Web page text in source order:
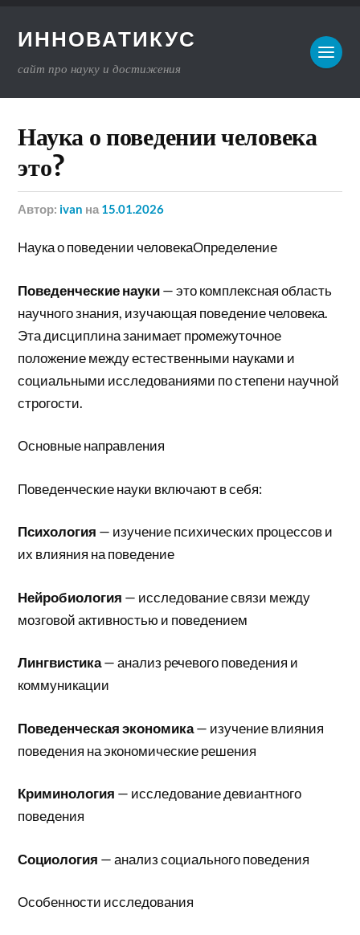
ИННОВАТИКУС
сайт про науку и достижения
Наука о поведении человека
это?
Автор: ivan на 15.01.2026
Наука о поведении человекаОпределение
Поведенческие науки— это комплексная область
научного знания, изучающая поведение человека.
Эта дисциплина занимает промежуточное
положение между естественными науками и
социальными исследованиями по степени научной
строгости.
Основные направления
Поведенческие науки включают в себя:
Психология — изучение психических процессов и
их влияния на поведение
Нейробиология — исследование связи между
мозговой активностью и поведением
Лингвистика— анализ речевого поведения и
коммуникации
Поведенческая экономика— изучение влияния
поведения на экономические решения
Криминология — исследование девиантного
поведения
Социология — анализ социального поведения
Особенности исследования